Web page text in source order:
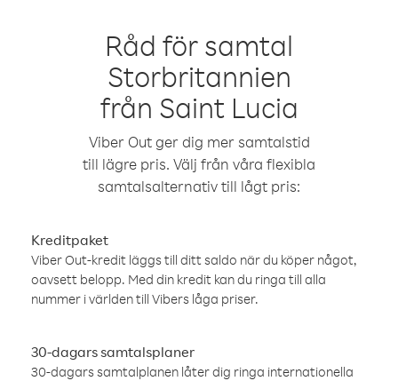
Råd för samtal
Storbritannien
från Saint Lucia
Viber Out ger dig mer samtalstid
till lägre pris. Välj från våra flexibla
samtalsalternativ till lågt pris:
Kreditpaket
Viber Out-kredit läggs till ditt saldo när du köper något,
oavsett belopp. Med din kredit kan du ringa till alla
nummer i världen till Vibers låga priser.
30-dagars samtalsplaner
30-dagars samtalplanen låter dig ringa internationella